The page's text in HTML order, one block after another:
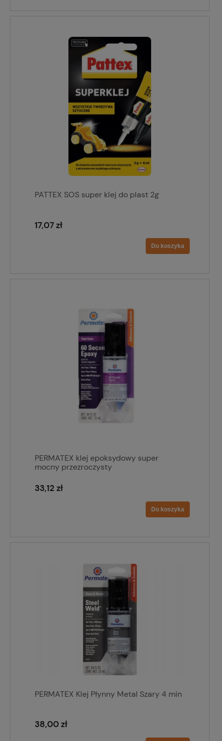
PATTEX SOS super klej do plast 2g
17,07 zł
Do koszyka
PERMATEX klej epoksydowy super
mocny przezroczysty
33,12 zł
Do koszyka
PERMATEX Klej Płynny Metal Szary 4 min
38,00 zł